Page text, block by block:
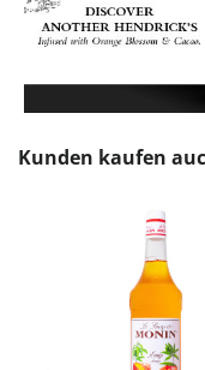
Produktgalerie
Kunden kaufen